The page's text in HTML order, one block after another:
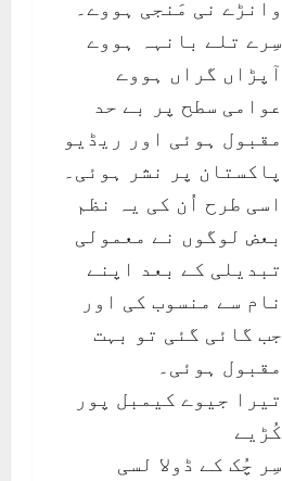
وانڑے نی مَنجی ہووے۔
سِرے تلے بانہہ ہووے
آپڑاں گراں ہووے
عوامی سطح پر بے حد
مقبول ہوئی اور ریڈیو
پاکستان پر نشر ہوئی۔
اسی طرح اُن کی یہ نظم
بعض لوگوں نے معمولی
تبدیلی کے بعد اپنے
نام سے منسوب کی اور
جب گائی گئی تو بہت
مقبول ہوئی۔
تیرا جیوے کیمبل پور
کُڑیے
سِر چُک کے ڈولا لسی